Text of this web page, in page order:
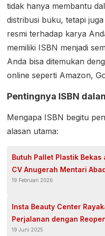
tidak hanya membantu
distribusi buku, tetapi
resmi terhadap karya
memiliki ISBN menjadi
Anda bisa ditemukan
online seperti Amazon,
Pentingnya ISBN
Mengapa ISBN begitu
alasan utama:
Butuh Pallet Plastik Bekas
CV Anugerah Mentari
19 Februari 2026
Insta Beauty Center
Perjalanan dengan
Baru di Gedung Baru
19 Juni 2025